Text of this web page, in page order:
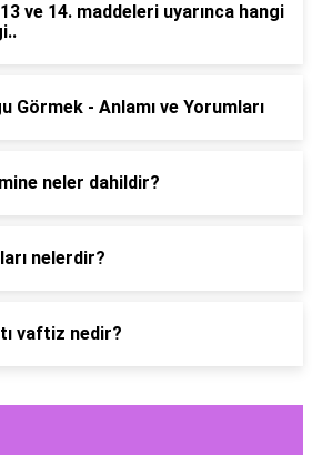
ve 14. maddeleri uyarınca hangi
Görmek - Anlamı ve Yorumları
neler dahildir?
nelerdir?
vaftiz nedir?